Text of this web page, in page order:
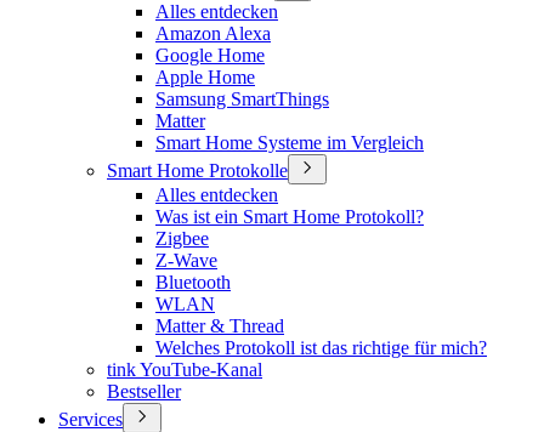
Alles entdecken
Amazon Alexa
Google Home
Apple Home
Samsung SmartThings
Matter
Smart Home Systeme im Vergleich
Smart Home Protokolle
Alles entdecken
Was ist ein Smart Home Protokoll?
Zigbee
Z-Wave
Bluetooth
WLAN
Matter & Thread
Welches Protokoll ist das richtige für mich?
tink YouTube-Kanal
Bestseller
Services